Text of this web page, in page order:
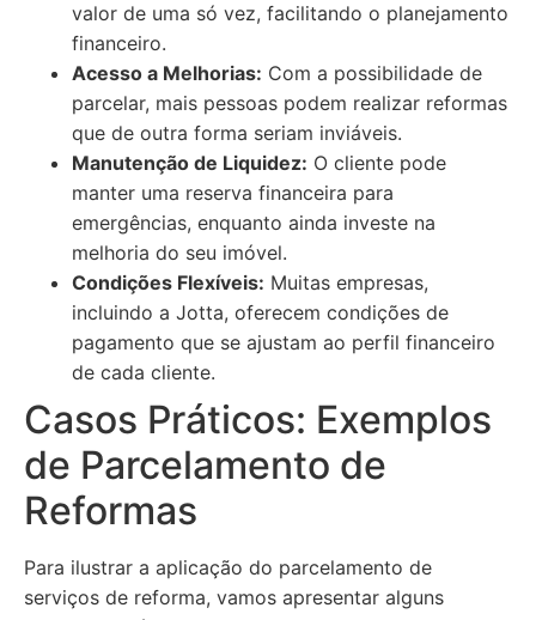
valor de uma só vez, facilitando o planejamento
financeiro.
Acesso a Melhorias: Com a possibilidade de
parcelar, mais pessoas podem realizar reformas
que de outra forma seriam inviáveis.
Manutenção de Liquidez: O cliente pode
manter uma reserva financeira para
emergências, enquanto ainda investe na
melhoria do seu imóvel.
Condições Flexíveis: Muitas empresas,
incluindo a Jotta, oferecem condições de
pagamento que se ajustam ao perfil financeiro
de cada cliente.
Casos Práticos: Exemplos
de Parcelamento de
Reformas
Para ilustrar a aplicação do parcelamento de
serviços de reforma, vamos apresentar alguns